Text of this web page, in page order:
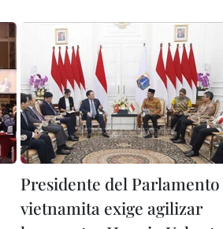
Presidente del Parlamento
vietnamita exige agilizar